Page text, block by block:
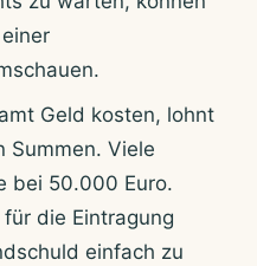
Geld kosten, lohnt
Summen. Viele
bei 50.000 Euro.
die Eintragung
einfach zu